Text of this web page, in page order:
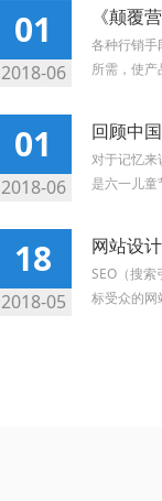
01
2018-06
《颠覆
各种行销手
所需，使
01
2018-06
回顾中
对于记忆来
是六一儿
18
2018-05
网站设
SEO（搜
标受众的网